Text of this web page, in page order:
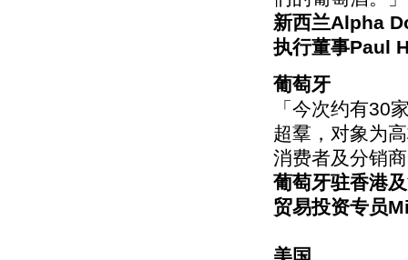
新西兰Alpha
执行董事Paul
葡萄牙
「今次约有30
超羣，对象为
消费者及分销
葡萄牙驻香港
贸易投资专员